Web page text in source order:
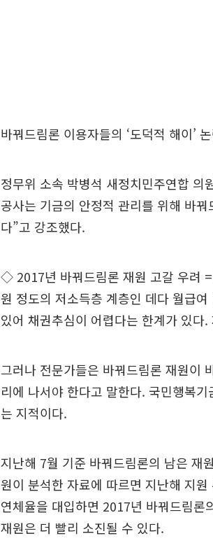
바꿔드림론 이용자들의 ‘도덕적 해이’
정무위 소속 박병석 새정치민주연합 의
공사는 기금의 안정적 관리를 위해 바
다”고 강조했다.
◇ 2017년 바꿔드림론 재원 고갈 우려
원 정도의 저소득층 계층인 데다 월급
있어 채권추심이 어렵다는 한계가 있
그러나 전문가들은 바꿔드림론 재원이
리에 나서야 한다고 말한다. 국민행복
는 지적이다.
지난해 7월 기준 바꿔드림론의 남은 재
원이 분석한 자료에 따르면 지난해 지
연체율을 대입하면 2017년 바꿔드림론
재원은 더 빨리 소진될 수 있다.